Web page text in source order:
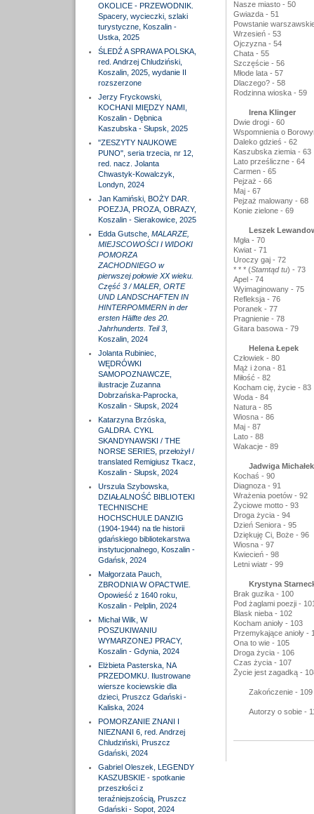
OKOLICE - PRZEWODNIK.
Spacery, wycieczki, szlaki
turystyczne, Koszalin -
Ustka, 2025
ŚLEDŹ A SPRAWA POLSKA,
red. Andrzej Chludziński,
Koszalin, 2025, wydanie II
rozszerzone
Jerzy Fryckowski,
KOCHANI MIĘDZY NAMI,
Koszalin - Dębnica
Kaszubska - Słupsk, 2025
"ZESZYTY NAUKOWE
PUNO", seria trzecia, nr 12,
red. nacz. Jolanta
Chwastyk-Kowalczyk,
Londyn, 2024
Jan Kamiński, BOŻY DAR.
POEZJA, PROZA, OBRAZY,
Koszalin - Sierakowice, 2025
Edda Gutsche, MALARZE,
MIEJSCOWOŚCI I WIDOKI
POMORZA
ZACHODNIEGO w
pierwszej połowie XX wieku.
Część 3 / MALER, ORTE
UND LANDSCHAFTEN IN
HINTERPOMMERN in der
ersten Hälfte des 20.
Jahrhunderts. Teil 3,
Koszalin, 2024
Jolanta Rubiniec,
WĘDRÓWKI
SAMOPOZNAWCZE,
ilustracje Zuzanna
Dobrzańska-Paprocka,
Koszalin - Słupsk, 2024
Katarzyna Brzóska,
GALDRA. CYKL
SKANDYNAWSKI / THE
NORSE SERIES, przełożył /
translated Remigiusz Tkacz,
Koszalin - Słupsk, 2024
Urszula Szybowska,
DZIAŁALNOŚĆ BIBLIOTEKI
TECHNISCHE
HOCHSCHULE DANZIG
(1904-1944) na tle historii
gdańskiego bibliotekarstwa
instytucjonalnego, Koszalin -
Gdańsk, 2024
Małgorzata Pauch,
ZBRODNIA W OPACTWIE.
Opowieść z 1640 roku,
Koszalin - Pelplin, 2024
Michał Wilk, W
POSZUKIWANIU
WYMARZONEJ PRACY,
Koszalin - Gdynia, 2024
Elżbieta Pasterska, NA
PRZEDOMKU. Ilustrowane
wiersze kociewskie dla
dzieci, Pruszcz Gdański -
Kaliska, 2024
POMORZANIE ZNANI I
NIEZNANI 6, red. Andrzej
Chludziński, Pruszcz
Gdański, 2024
Gabriel Oleszek, LEGENDY
KASZUBSKIE - spotkanie
przeszłości z
teraźniejszością, Pruszcz
Gdański - Sopot, 2024
Nasze miasto - 50
Gwiazda - 51
Powstanie
Wrzesień - 53
Ojczyzna - 54
Chata - 55
Szczęście - 56
Młode lata - 57
Dlaczego? - 58
Rodzinna wioska - 59
Irena Klinger
Dwie drogi - 60
Wspomnienia o
Daleko gdzieś - 62
Kaszubska ziemia - 63
Lato prześliczne - 64
Carmen - 65
Pejzaż - 66
Maj - 67
Pejzaż malowany - 68
Konie zielone - 69
Leszek
Mgła - 70
Kwiat - 71
Uroczy gaj - 72
* * * (Stamtąd tu) - 73
Apel - 74
Wyimaginowany - 75
Refleksja - 76
Poranek - 77
Pragnienie - 78
Gitara basowa - 79
Helena Łepek
Człowiek - 80
Mąż i żona - 81
Miłość - 82
Kocham cię, życie - 83
Woda - 84
Natura - 85
Wiosna - 86
Maj - 87
Lato - 88
Wakacje - 89
Jadwiga Michałek
Kochaś - 90
Diagnoza - 91
Wrażenia poetów - 92
Życiowe motto - 93
Droga życia - 94
Dzień Seniora - 95
Dziękuję Ci, Boże - 96
Wiosna - 97
Kwiecień - 98
Letni wiatr - 99
Krystyna
Brak guzika - 100
Pod żaglami poezji -
Blask nieba - 102
Kocham anioły - 103
Przemykające anioły -
Ona to wie - 105
Droga życia - 106
Czas życia - 107
Życie jest zagadką -
Zakończenie - 109
Autorzy o sobie -